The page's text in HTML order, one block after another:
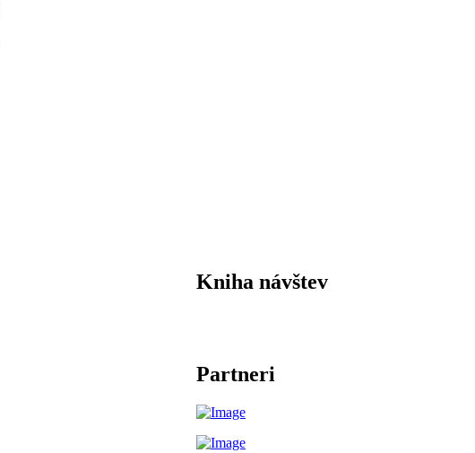
Kniha návštev
Partneri